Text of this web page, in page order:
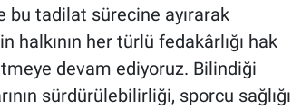
tadilat sürecine ayırarak
halkının her türlü fedakârlığı hak
devam ediyoruz. Bilindiği
sürdürülebilirliği, sporcu sağlığı